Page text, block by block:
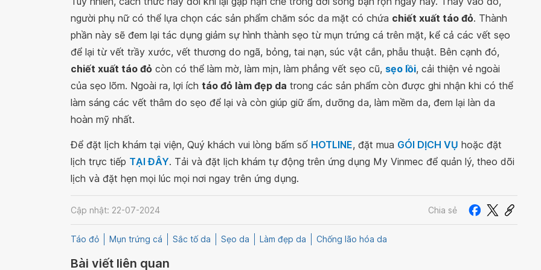
người phụ nữ có thể lựa chọn các sản phẩm chăm sóc da mặt có chứa chiết xuất táo đỏ. Thành
phần này sẽ đem lại tác dụng giảm sự hình thành sẹo từ mụn trứng cá trên mặt, kể cả các vết sẹo
để lại từ vết trầy xước, vết thương do ngã, bỏng, tai nạn, súc vật cắn, phẫu thuật. Bên cạnh đó,
chiết xuất táo đỏ còn có thể làm mờ, làm mịn, làm phẳng vết sẹo cũ, sẹo lồi, cải thiện vẻ ngoài
của sẹo lõm. Ngoài ra, lợi ích táo đỏ làm đẹp da trong các sản phẩm còn được ghi nhận khi có thể
làm sáng các vết thâm do sẹo để lại và còn giúp giữ ẩm, dưỡng da, làm mềm da, đem lại làn da
hoàn mỹ nhất.
Để đặt lịch khám tại viện, Quý khách vui lòng bấm số HOTLINE, đặt mua GÓI DỊCH VỤ hoặc đặt
lịch trực tiếp TẠI ĐÂY. Tải và đặt lịch khám tự động trên ứng dụng My Vinmec để quản lý, theo dõi
lịch và đặt hẹn mọi lúc mọi nơi ngay trên ứng dụng.
Cập nhật: 22-07-2024 Chia sẻ
Táo đỏ Mụn trứng cá Sắc tố da Sẹo da Làm đẹp da Chống lão hóa da
Bài viết liên quan